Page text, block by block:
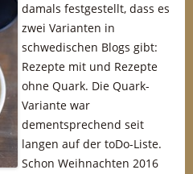
damals festgestellt, dass es
zwei Varianten in
schwedischen Blogs gibt:
Rezepte mit und Rezepte
ohne Quark. Die Quark-
Variante war
dementsprechend seit
langen auf der toDo-Liste.
Schon Weihnachten 2016